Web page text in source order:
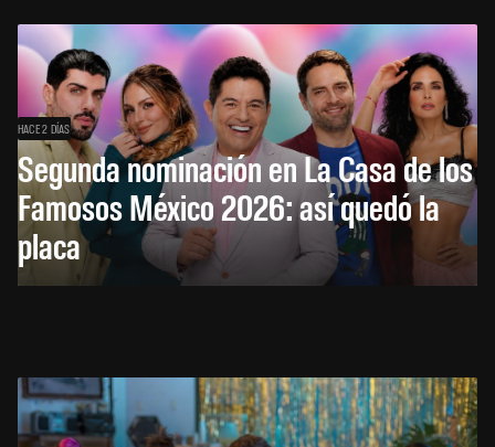
HACE 2 DÍAS
Segunda nominación en La Casa de los
Famosos México 2026: así quedó la
placa